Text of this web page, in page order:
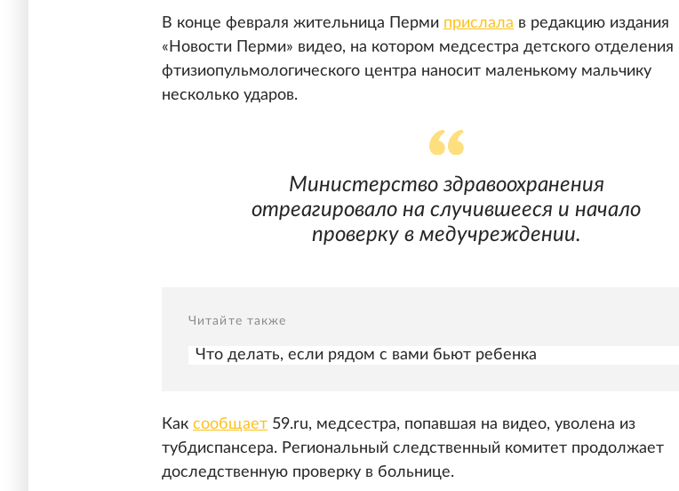
В конце февраля жительница Перми прислала в редакцию издания
«Новости Перми» видео, на котором медсестра детского отделения
фтизиопульмологического центра наносит маленькому мальчику
несколько ударов.
Министерство здравоохранения
отреагировало на случившееся и начало
проверку в медучреждении.
Читайте также
Что делать, если рядом с вами бьют ребенка
Как сообщает 59.ru, медсестра, попавшая на видео, уволена из
тубдиспансера. Региональный следственный комитет продолжает
доследственную проверку в больнице.